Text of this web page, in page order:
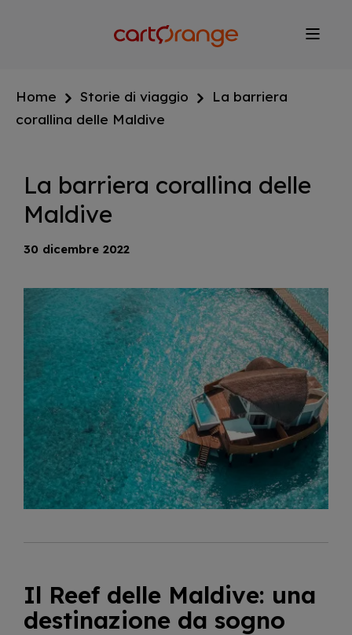
Home Storie di viaggio
La barriera
corallina delle Maldive
La barriera corallina delle
Maldive
30 dicembre 2022
Il Reef delle Maldive: una
destinazione da sogno